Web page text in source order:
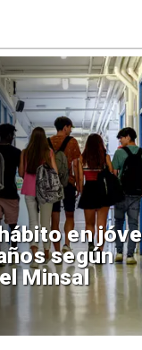
del
con